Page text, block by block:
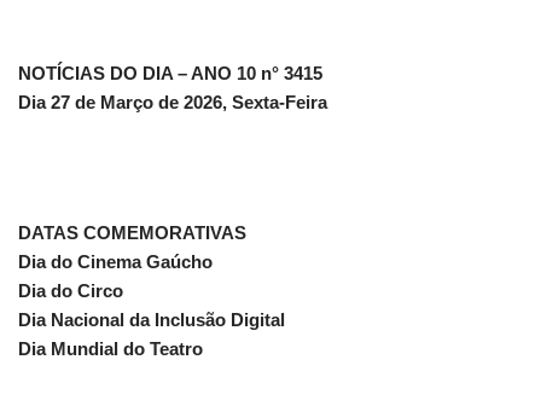
NOTÍCIAS DO DIA – ANO 10 n° 3415
Dia 27 de Março de 2026, Sexta-Feira
DATAS COMEMORATIVAS
Dia do Cinema Gaúcho
Dia do Circo
Dia Nacional da Inclusão Digital
Dia Mundial do Teatro